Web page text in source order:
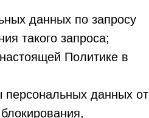
данных по запросу
такого запроса;
Политике в
персональных данных от